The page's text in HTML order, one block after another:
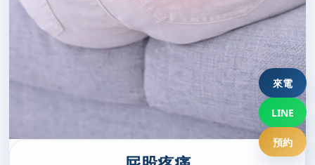
來電
LINE
預約